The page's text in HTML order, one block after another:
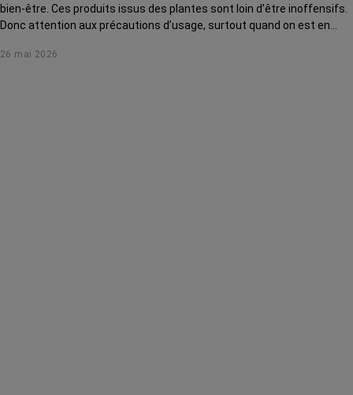
bien-être. Ces produits issus des plantes sont loin d’être inoffensifs.
Donc attention aux précautions d’usage, surtout quand on est en
auprès d’une experte.
26 mai 2026